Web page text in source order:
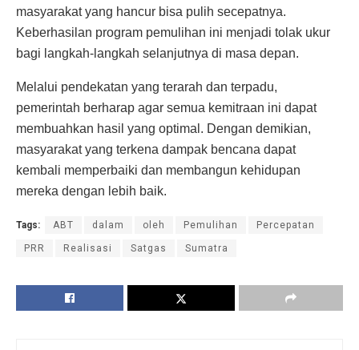
masyarakat yang hancur bisa pulih secepatnya.
Keberhasilan program pemulihan ini menjadi tolak ukur
bagi langkah-langkah selanjutnya di masa depan.
Melalui pendekatan yang terarah dan terpadu,
pemerintah berharap agar semua kemitraan ini dapat
membuahkan hasil yang optimal. Dengan demikian,
masyarakat yang terkena dampak bencana dapat
kembali memperbaiki dan membangun kehidupan
mereka dengan lebih baik.
Tags: ABT dalam oleh Pemulihan Percepatan
PRR Realisasi Satgas Sumatra